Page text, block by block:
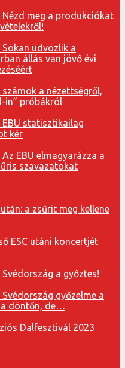
Nézd meg a produkciókat
üdvözlik a
állás van jövő évi
a nézettségről,
in” próbákról
EBU statisztikailag
kér
EBU elmagyarázza a
szavazatokat
a zsűrit meg kellene
ESC utáni koncertjét
a győztes!
győzelme a
a döntőn, de…
Dalfesztivál 2023